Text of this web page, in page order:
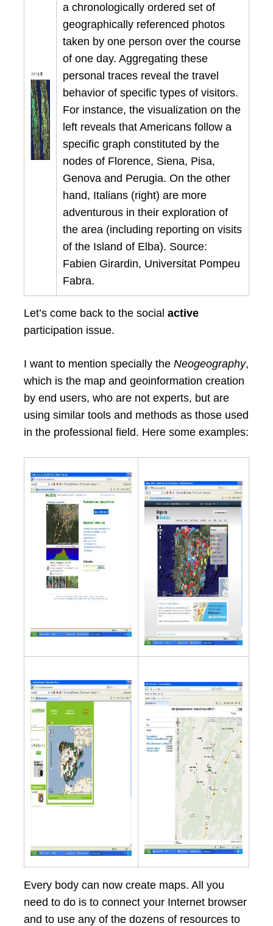
a chronologically ordered set of
geographically referenced photos
taken by one person over the course
of one day. Aggregating these
personal traces reveal the travel
behavior of specific types of visitors.
For instance, the visualization on the
left reveals that Americans follow a
specific graph constituted by the
nodes of Florence, Siena, Pisa,
Genova and Perugia. On the other
hand, Italians (right) are more
adventurous in their exploration of
the area (including reporting on visits
of the Island of Elba). Source:
Fabien Girardin, Universitat Pompeu
Fabra.
Let’s come back to the social active
participation issue.
I want to mention specially the Neogeography,
which is the map and geoinformation creation
by end users, who are not experts, but are
using similar tools and methods as those used
in the professional field. Here some examples:
Every body can now create maps. All you
need to do is to connect your Internet browser
and to use any of the dozens of resources to